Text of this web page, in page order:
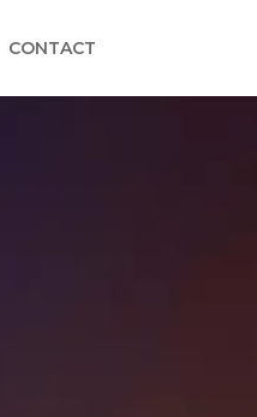
CONTACT